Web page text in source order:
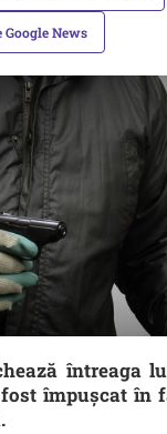
Google News
întreaga
împușcat în